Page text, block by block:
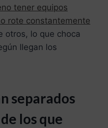
tener equipos
rote constantemente
otros, lo que choca
llegan los
separados
los que